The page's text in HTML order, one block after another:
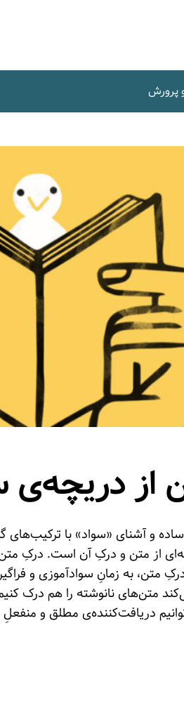
پرورش
از دریچه‌ی
و آشنای «سواد» با ترکیب‌های
از متن و درکِ آن است. درکِ
درکِ متن، به زمانِ سوادآموزی و
متن‌های نانوشته را هم درک
دریافت‌کننده‌ی مطلق و